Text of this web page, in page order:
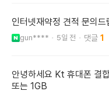
인터넷재약정 견적 문의드
gun**** 5일 전 1
안녕하세요 Kt 휴대폰 결
또는 1GB